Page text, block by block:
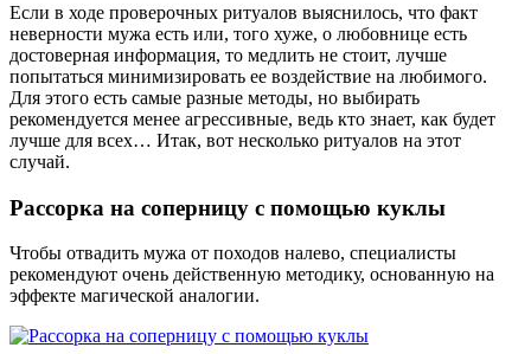
Если в ходе проверочных ритуалов выяснилось, что факт
неверности мужа есть или, того хуже, о любовнице есть
достоверная информация, то медлить не стоит, лучше
попытаться минимизировать ее воздействие на любимого.
Для этого есть самые разные методы, но выбирать
рекомендуется менее агрессивные, ведь кто знает, как будет
лучше для всех… Итак, вот несколько ритуалов на этот
случай.
Рассорка на соперницу с помощью куклы
Чтобы отвадить мужа от походов налево, специалисты
рекомендуют очень действенную методику, основанную на
эффекте магической аналогии.